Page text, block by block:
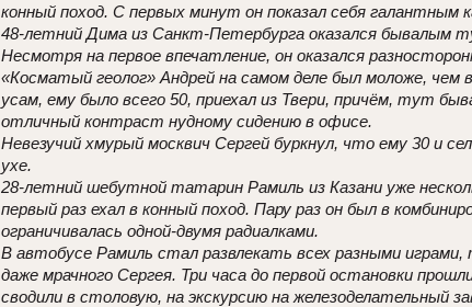
конный поход. С первых минут он показал себя галантным
48-летний Дима из Санкт-Петербурга оказался бывалым
Несмотря на первое впечатление, он оказался
«Косматый геолог» Андрей на самом деле был моложе, чем
усам, ему было всего 50, приехал из Твери, причём, тут
отличный контраст нудному сидению в офисе.
Невезучий хмурый москвич Сергей буркнул, что ему 30 и
ухе.
28-летний шебутной татарин Рамиль из Казани уже
первый раз ехал в конный поход. Пару раз он был в
ограничивалась одной-двумя радиалками.
В автобусе Рамиль стал развлекать всех разными
даже мрачного Сергея. Три часа до первой остановки
сводили в столовую, на экскурсию на железоделательный